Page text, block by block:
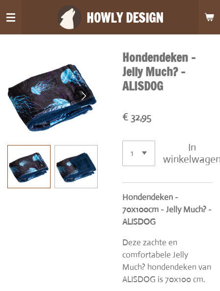
direct
naar
HOWLY DESIGN
Hondendeken -
Jelly Much? -
ALISDOG
€ 32,95
In
Hondendeken -
70x100cm - Jelly Much? -
ALISDOG
Deze zachte en
comfortabele Jelly
Much? hondendeken van
ALISDOG is 70x100 cm.